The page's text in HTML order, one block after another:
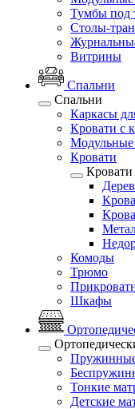
Тумбы под
Столы-
Витрины
Спальни
Спальни
Каркасы
Кровати с
Модульные
Кровати
Кровати
Комоды
Трюмо
Шкафы
Тонкие
Детские